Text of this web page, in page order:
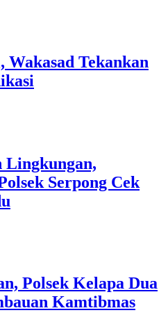
Tekankan
Lingkungan,
Serpong Cek
Polsek Kelapa Dua
Kamtibmas